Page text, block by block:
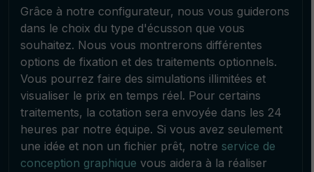
Grâce à notre configurateur, nous vous guiderons
dans le choix du type d'écusson que vous
souhaitez. Nous vous montrerons différentes
options de fixation et des traitements optionnels.
Vous pourrez faire des simulations illimitées et
visualiser le prix en temps réel. Pour certains
traitements, la cotation sera envoyée dans les 24
heures par notre équipe. Si vous avez seulement
une idée et non un fichier prêt, notre service de
conception graphique vous aidera à la réaliser